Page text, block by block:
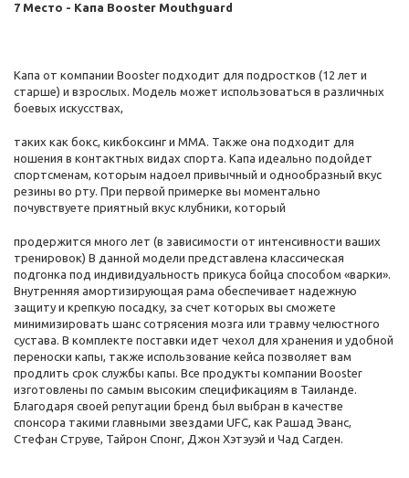
7 Место - Капа Booster Mouthguard
Капа от компании Booster подходит для подростков (12 лет и
старше) и взрослых. Модель может использоваться в различных
боевых искусствах,
таких как бокс, кикбоксинг и ММА. Также она подходит для
ношения в контактных видах спорта. Капа идеально подойдет
спортсменам, которым надоел привычный и однообразный вкус
резины во рту. При первой примерке вы моментально
почувствуете приятный вкус клубники, который
продержится много лет (в зависимости от интенсивности ваших
тренировок) В данной модели представлена классическая
подгонка под индивидуальность прикуса бойца способом «варки».
Внутренняя амортизирующая рама обеспечивает надежную
защиту и крепкую посадку, за счет которых вы сможете
минимизировать шанс сотрясения мозга или травму челюстного
сустава. В комплекте поставки идет чехол для хранения и удобной
переноски капы, также использование кейса позволяет вам
продлить срок службы капы. Все продукты компании Booster
изготовлены по самым высоким спецификациям в Таиланде.
Благодаря своей репутации бренд был выбран в качестве
спонсора такими главными звездами UFC, как Рашад Эванс,
Стефан Струве, Тайрон Спонг, Джон Хэтэуэй и Чад Сагден.